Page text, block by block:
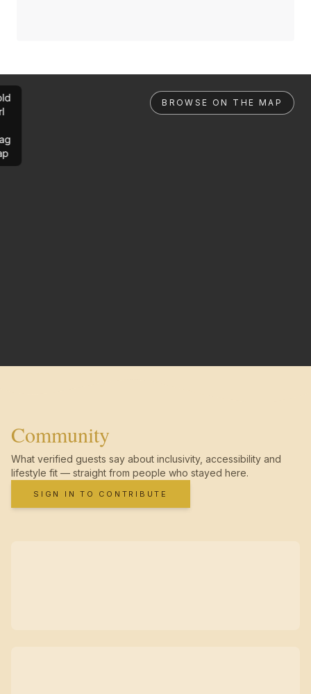
BROWSE ON THE MAP
Community
What verified guests say about inclusivity, accessibility and
lifestyle fit — straight from people who stayed here.
SIGN IN TO CONTRIBUTE